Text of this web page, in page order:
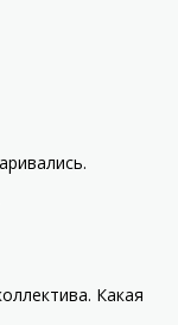
Какая